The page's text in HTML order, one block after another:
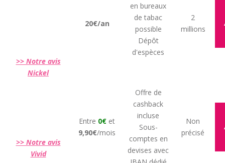
>> Notre avis
Nickel
20€/an
en bureaux
de tabac
possible
Dépôt
d'espèces
2
millions
>> Notre avis
Vivid
Entre 0€ et
9,90€/mois
Offre de
cashback
incluse
Sous-
comptes en
devises avec
Non
précisé